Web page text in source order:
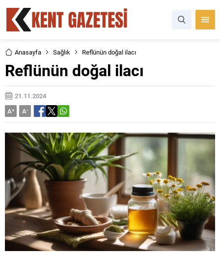
Anasayfa Sağlık Reflünün doğal ilacı
Reflünün doğal ilacı
21.11.2024
A+ A-